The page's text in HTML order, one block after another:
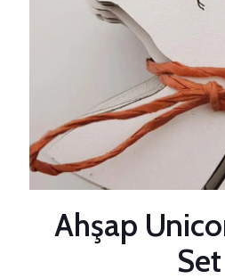
Ahşap
Set